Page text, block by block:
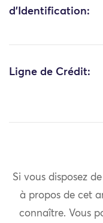
d'Identification:
Ligne de Crédit:
Si vous disposez
à propos de cet
connaître. Vous